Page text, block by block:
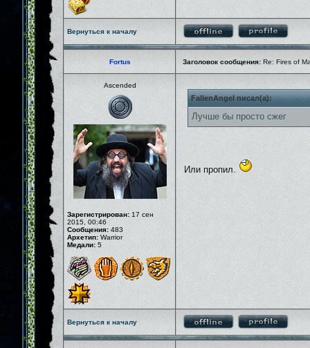
Вернуться к началу
Fortus Заголовок сообщения: Re: Fires of
Ascended
Зарегистрирован: 17 сен
2015, 00:46
Сообщения: 483
Архетип: Warrior
Медали: 5
FallenAngel писал(а):
Лучше бы просто сжег
Или пропил.
Вернуться к началу